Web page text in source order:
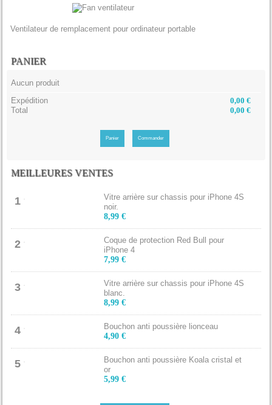
Ventilateur de remplacement pour ordinateur portable
PANIER
Aucun produit
Expédition
0,00 €
Total
0,00 €
Panier Commander
MEILLEURES VENTES
1
Vitre arrière sur chassis pour iPhone 4S
noir.
8,99 €
2
Coque de protection Red Bull pour
iPhone 4
7,99 €
3
Vitre arrière sur chassis pour iPhone 4S
blanc.
8,99 €
4
Bouchon anti poussière lionceau
4,90 €
5
Bouchon anti poussière Koala cristal et
or
5,99 €